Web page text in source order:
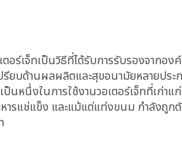
ตอร์เจ็ทเป็นวิธีที่ได้รับการรับรองจากอง
รียบด้านผลผลิตและสุขอนามัยหลายประ
ป็นหนึ่งในการใช้งานวอเตอร์เจ็ทที่เก่า
รแช่แข็ง และแม้แต่แท่งขนม กําลังถูก